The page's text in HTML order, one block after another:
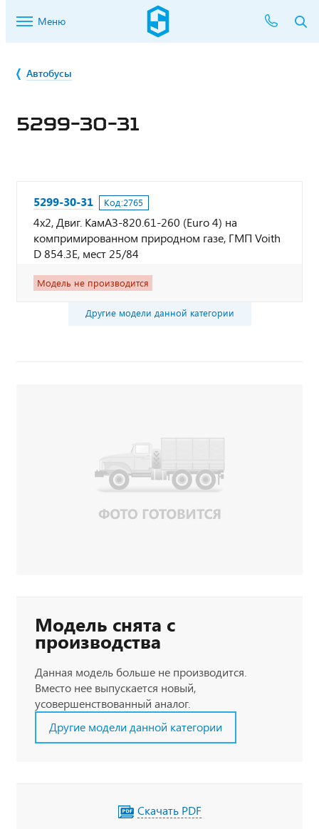
Меню
Автобусы
5299-30-31
5299-30-31 Код:2765
4х2, Двиг. КамАЗ-820.61-260 (Euro 4) на
компримированном природном газе, ГМП Voith
D 854.3E, мест 25/84
Модель не производится
Другие модели данной категории
Модель снята с
производства
Данная модель больше не производится.
Вместо нее выпускается новый,
усовершенствованный аналог.
Другие модели данной категории
Скачать PDF